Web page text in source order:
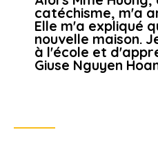
catéchisme, m'a
Elle m'a expliqué
nouvelle maison.
à l'école et
Giuse Nguyen